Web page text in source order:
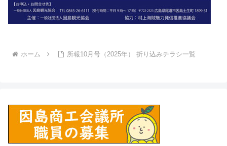
ホーム 所報10月号（2025年） 折り込みチラシ一覧